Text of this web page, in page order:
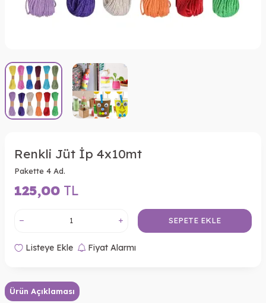
Renkli Jüt İp 4x10mt
Pakette 4 Ad.
125,00 TL
SEPETE EKLE
Listeye Ekle Fiyat Alarmı
Ürün Açıklaması